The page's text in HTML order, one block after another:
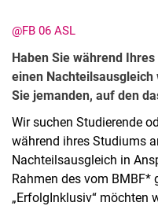
Kontakte
Semesterinformationen
Newsletter
Stellenausschreibungen
@FB 06 ASL
Haben Sie während
einen
Sie jemanden, auf den
Wir suchen Studierende
während ihres Studiums
Nachteilsausgleich in
Rahmen des vom BMBF*
„ErfolgInklusiv“ möchten